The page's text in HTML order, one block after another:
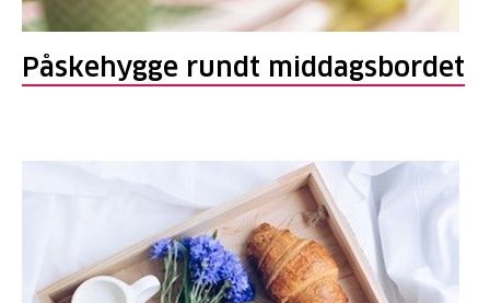
Påskehygge rundt middagsbordet